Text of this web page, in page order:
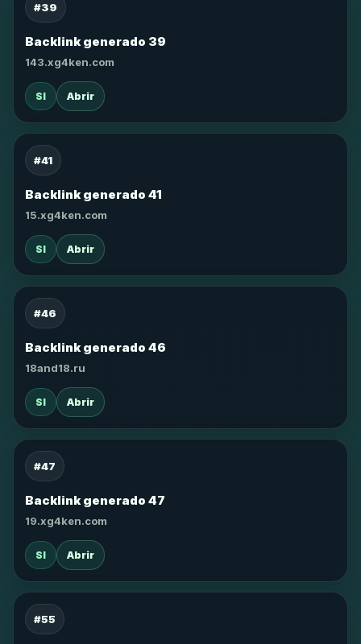
#39
Backlink generado 39
143.xg4ken.com
SI Abrir
#41
Backlink generado 41
15.xg4ken.com
SI Abrir
#46
Backlink generado 46
18and18.ru
SI Abrir
#47
Backlink generado 47
19.xg4ken.com
SI Abrir
#55